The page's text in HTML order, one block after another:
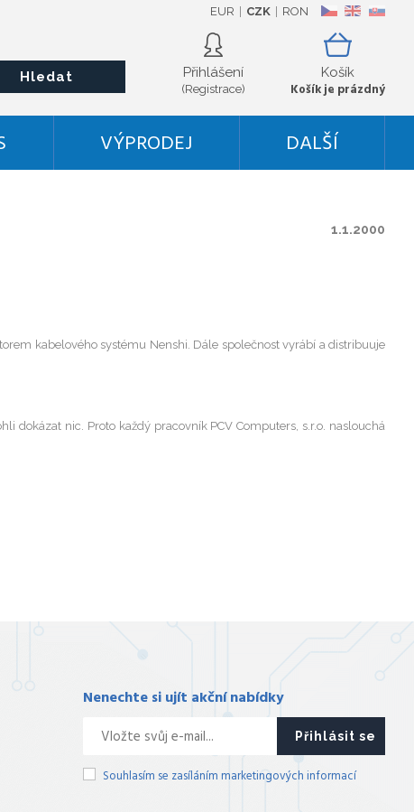
CZ EN SK
EUR CZK RON
Košík
Košík je prázdný
Přihlášení
(Registrace)
Hledat
VÝPRODEJ DALŠÍ
1.1.2000
kabelového systému Nenshi. Dále společnost vyrábí a distribuuje
dokázat nic. Proto každý pracovník PCV Computers, s.r.o. naslouchá
Nenechte si ujít akční nabídky
Přihlásit se
Souhlasím se zasíláním marketingových informací